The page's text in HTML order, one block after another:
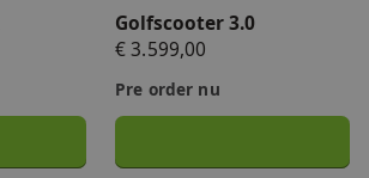
Golfscooter 3.0
€ 3.599,00
Pre order nu